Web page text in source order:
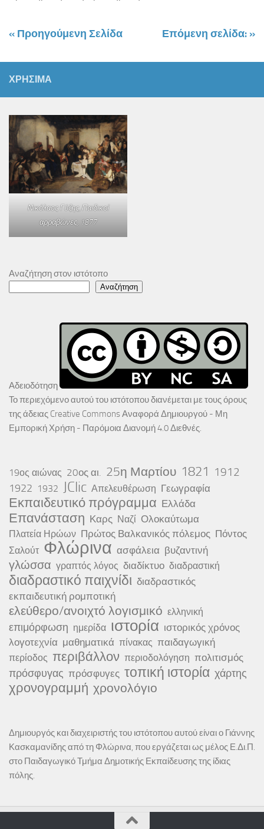
« Προηγούμενη Σελίδα Επόμενη σελίδα: »
ΧΡΗΣΙΜΑ
Νικόλαος Γύζης,Παιδικοί
αρραβώνες, 1877
Αναζήτηση στον ιστότοπο
Αναζήτηση
Αδειοδότηση
Το περιεχόμενο αυτού του ιστότοπου διανέμεται με τους όρους
της άδειας Creative Commons Αναφορά Δημιουργού - Μη
Εμπορική Χρήση - Παρόμοια Διανομή 4.0 Διεθνές.
19ος αιώνας 20ος αι. 25η Μαρτίου 1821 1912
1922 1932 JClic Απελευθέρωση Γεωγραφία
Εκπαιδευτικό πρόγραμμα Ελλάδα
Επανάσταση Καρς Ναζί Ολοκαύτωμα
Πλατεία Ηρώων Πρώτος Βαλκανικός πόλεμος Πόντος
Σαλούτ Φλώρινα ασφάλεια βυζαντινή
γλώσσα γραπτός λόγος διαδίκτυο διαδραστική
διαδραστικό παιχνίδι διαδραστικός
εκπαιδευτική ρομποτική
ελεύθερο/ανοιχτό λογισμικό ελληνική
επιμόρφωση ημερίδα ιστορία ιστορικός χρόνος
λογοτεχνία μαθηματικά πίνακας παιδαγωγική
περίοδος περιβάλλον περιοδολόγηση πολιτισμός
πρόσφυγας πρόσφυγες τοπική ιστορία χάρτης
χρονογραμμή χρονολόγιο
Δημιουργός και διαχειριστής του ιστότοπου αυτού είναι ο Γιάννης
Κασκαμανίδης από τη Φλώρινα, που εργάζεται ως μέλος Ε.Δι.Π.
στο Παιδαγωγικό Τμήμα Δημοτικής Εκπαίδευσης της ίδιας
πόλης.